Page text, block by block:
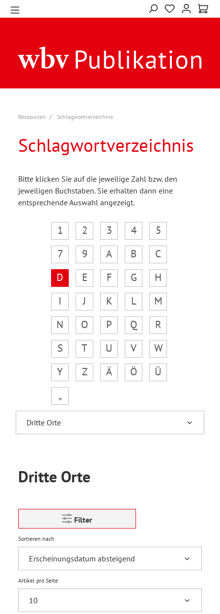
Ressourcen Schlagwortverzeichnis
Schlagwortverzeichnis
Bitte klicken Sie auf die jeweilige Zahl bzw. den
jeweiligen Buchstaben. Sie erhalten dann eine
entsprechende Auswahl angezeigt.
1 2 3 4
5
7
9 A B
C
D
E F G
H
I
J K L
M
N
O P Q
R
S
T U V
W
Y
Z Ä Ö
Ü
„
Dritte Orte
Filter
Sortieren nach
Artikel pro Seite